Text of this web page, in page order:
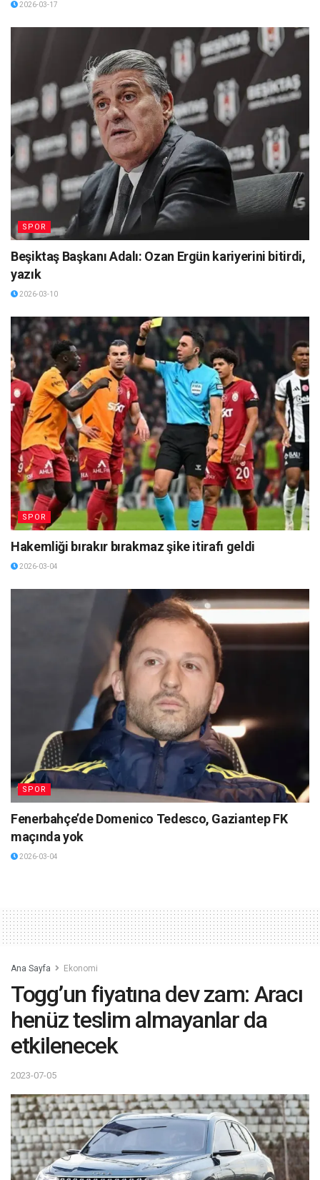
2026-03-17
SPOR
Beşiktaş Başkanı Adalı: Ozan Ergün kariyerini bitirdi,
yazık
2026-03-10
SPOR
Hakemliği bırakır bırakmaz şike itirafı geldi
2026-03-04
SPOR
Fenerbahçe’de Domenico Tedesco, Gaziantep FK
maçında yok
2026-03-04
Ana Sayfa Ekonomi
Togg’un fiyatına dev zam: Aracı
henüz teslim almayanlar da
etkilenecek
2023-07-05